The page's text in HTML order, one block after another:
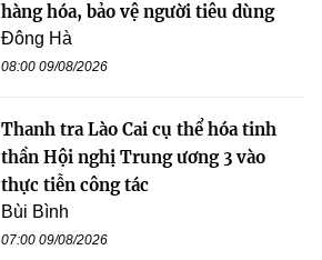
hàng hóa, bảo vệ người tiêu dùng
Đông Hà
08:00 09/08/2026
Thanh tra Lào Cai cụ thể hóa tinh
thần Hội nghị Trung ương 3 vào
thực tiễn công tác
Bùi Bình
07:00 09/08/2026